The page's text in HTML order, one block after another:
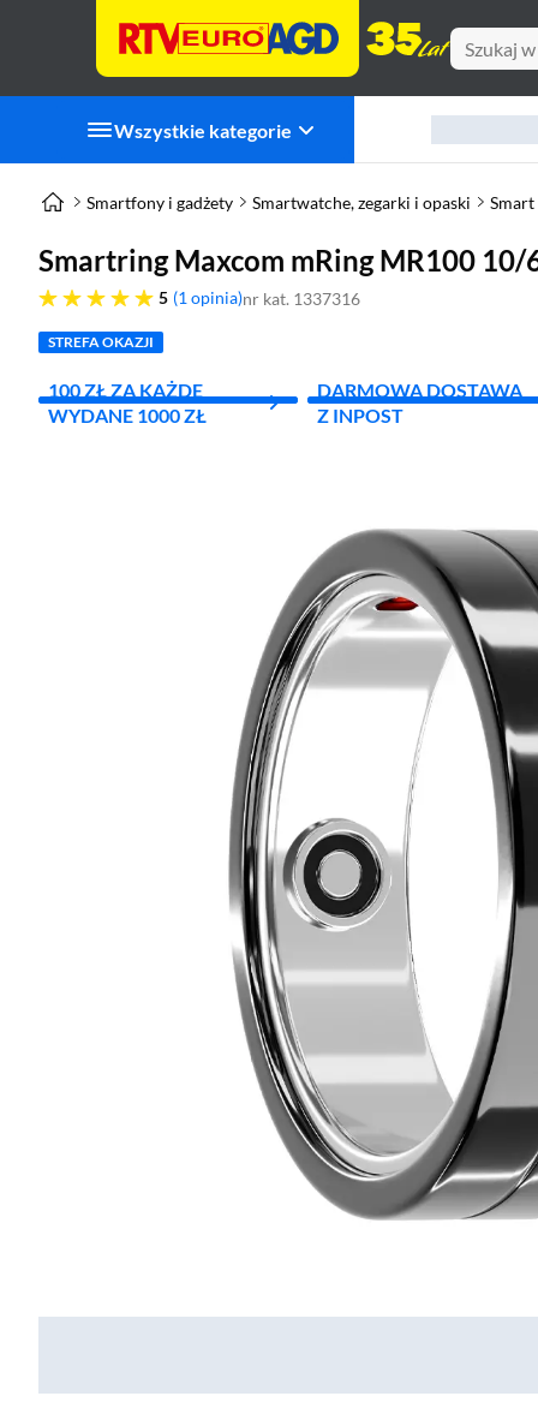
Wszystkie kategorie
Smartfony i gadżety Smartwatche, zegarki i opaski Smart
Smartring Maxcom mRing MR100 10/
5
pięć gwiazdek 1 opinia nr kat. 1337316
STREFA OKAZJI
100 ZŁ ZA KAŻDE
WYDANE 1000 ZŁ
DARMOWA DOSTAWA
Z INPOST